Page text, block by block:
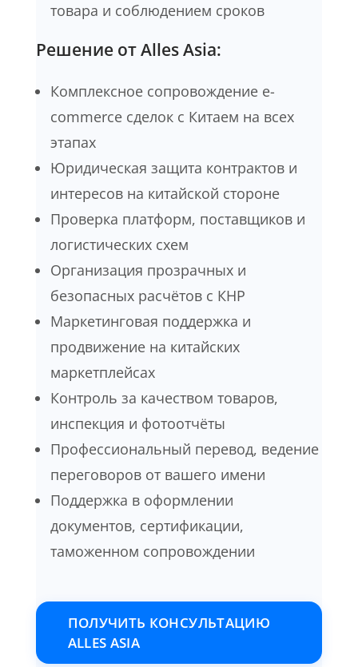
товара и соблюдением сроков
Решение от Alles Asia:
Комплексное сопровождение e-
commerce сделок с Китаем на всех
этапах
Юридическая защита контрактов и
интересов на китайской стороне
Проверка платформ, поставщиков и
логистических схем
Организация прозрачных и
безопасных расчётов с КНР
Маркетинговая поддержка и
продвижение на китайских
маркетплейсах
Контроль за качеством товаров,
инспекция и фотоотчёты
Профессиональный перевод, ведение
переговоров от вашего имени
Поддержка в оформлении
документов, сертификации,
таможенном сопровождении
ПОЛУЧИТЬ КОНСУЛЬТАЦИЮ
ALLES ASIA